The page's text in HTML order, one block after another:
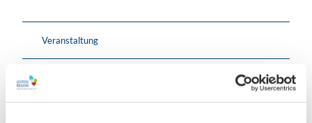
Veranstaltung
Veranstaltungsort